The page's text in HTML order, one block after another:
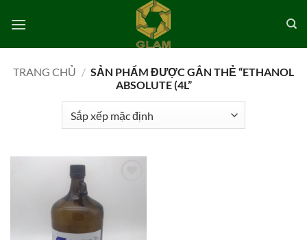
qua
TRANG CHỦ / SẢN PHẨM ĐƯỢC GẮN THẺ “ETHANOL
ABSOLUTE (4L”